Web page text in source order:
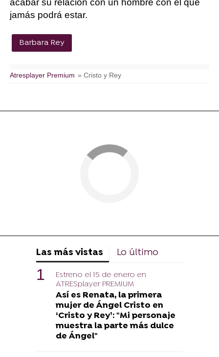
acabar su relación con un hombre con el que
jamás podrá estar.
Barbara Rey
Atresplayer Premium » Cristo y Rey
Las más vistas Lo último
Estreno el 15 de enero en
ATRESplayer PREMIUM
Así es Renata, la primera
mujer de Ángel Cristo en
‘Cristo y Rey’: "Mi personaje
muestra la parte más dulce
de Ángel"